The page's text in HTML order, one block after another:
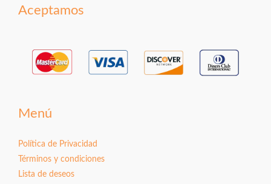
Aceptamos
Menú
Política de Privacidad
Términos y condiciones
Lista de deseos